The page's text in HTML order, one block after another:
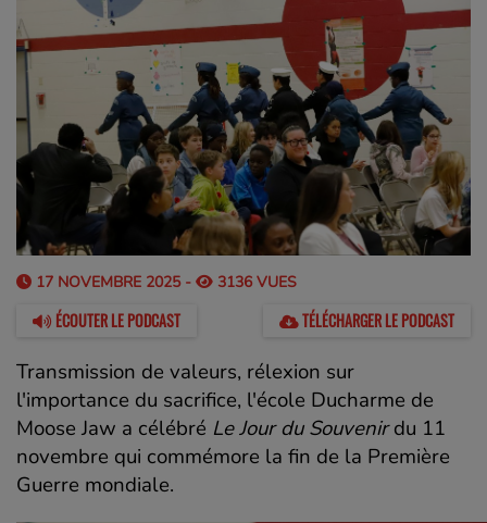
17 NOVEMBRE 2025 - 3136 VUES
ÉCOUTER LE PODCAST TÉLÉCHARGER LE PODCAST
Transmission de valeurs, rélexion sur
l'importance du sacrifice, l'école Ducharme de
Moose Jaw a célébré Le Jour du Souvenirdu 11
novembre qui commémore la fin de la Première
Guerre mondiale.